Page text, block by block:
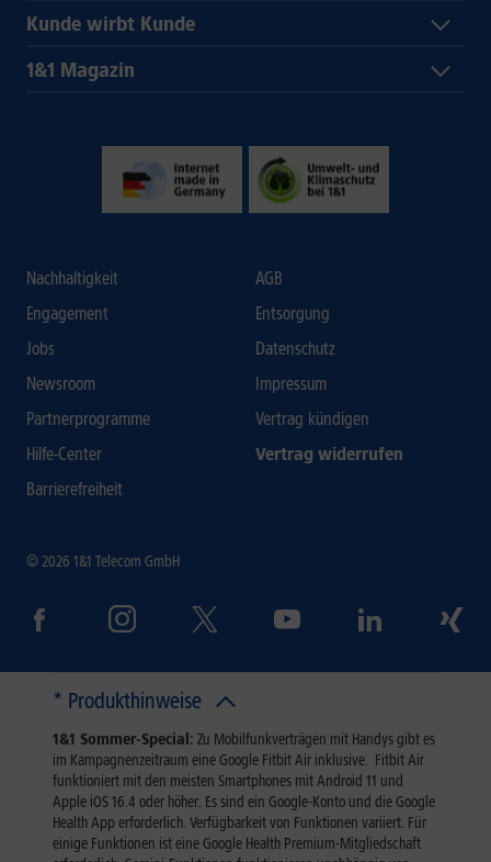
Kunde wirbt Kunde
1&1 Magazin
Nachhaltigkeit
Engagement
Jobs
Newsroom
Partnerprogramme
Hilfe-Center
Barrierefreiheit
AGB
Entsorgung
Datenschutz
Impressum
Vertrag kündigen
Vertrag widerrufen
© 2026 1&1 Telecom GmbH